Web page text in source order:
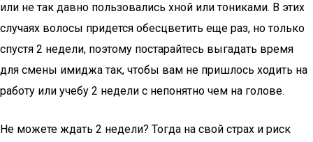
или не так давно пользовались хной или тониками. В этих
случаях волосы придется обесцветить еще раз, но только
спустя 2 недели, поэтому постарайтесь выгадать время
для смены имиджа так, чтобы вам не пришлось ходить на
работу или учебу 2 недели с непонятно чем на голове.
Не можете ждать 2 недели? Тогда на свой страх и риск